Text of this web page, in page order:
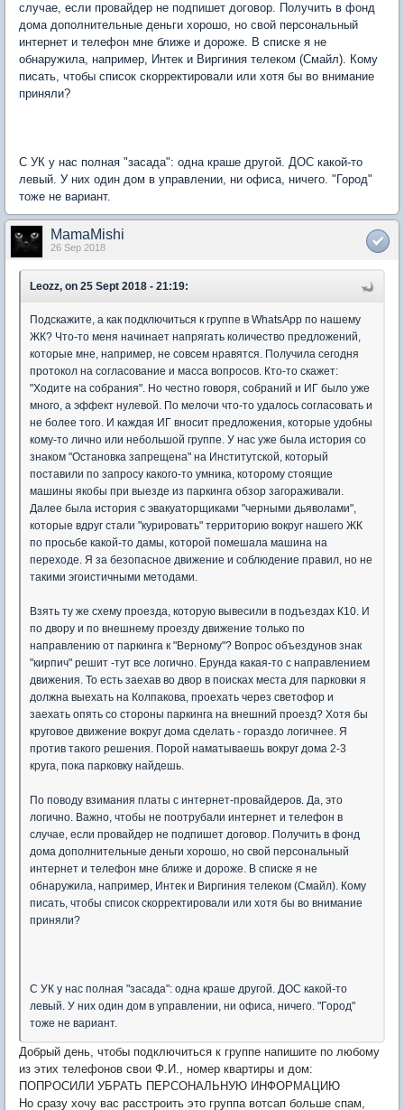
случае, если провайдер не подпишет договор. Получить в фонд
дома дополнительные деньги хорошо, но свой персональный
интернет и телефон мне ближе и дороже. В списке я не
обнаружила, например, Интек и Виргиния телеком (Смайл). Кому
писать, чтобы список скорректировали или хотя бы во внимание
приняли?
С УК у нас полная "засада": одна краше другой. ДОС какой-то
левый. У них один дом в управлении, ни офиса, ничего. "Город"
тоже не вариант.
MamaMishi
26 Sep 2018
Leozz, on 25 Sept 2018 - 21:19:
Подскажите, а как подключиться к группе в WhatsApp по нашему
ЖК? Что-то меня начинает напрягать количество предложений,
которые мне, например, не совсем нравятся. Получила сегодня
протокол на согласование и масса вопросов. Кто-то скажет:
"Ходите на собрания". Но честно говоря, собраний и ИГ было уже
много, а эффект нулевой. По мелочи что-то удалось согласовать и
не более того. И каждая ИГ вносит предложения, которые удобны
кому-то лично или небольшой группе. У нас уже была история со
знаком "Остановка запрещена" на Институтской, который
поставили по запросу какого-то умника, которому стоящие
машины якобы при выезде из паркинга обзор загораживали.
Далее была история с эвакуаторщиками "черными дьяволами",
которые вдруг стали "курировать" территорию вокруг нашего ЖК
по просьбе какой-то дамы, которой помешала машина на
переходе. Я за безопасное движение и соблюдение правил, но не
такими эгоистичными методами.
Взять ту же схему проезда, которую вывесили в подъездах К10. И
по двору и по внешнему проезду движение только по
направлению от паркинга к "Верному"? Вопрос объездунов знак
"кирпич" решит -тут все логично. Ерунда какая-то с направлением
движения. То есть заехав во двор в поисках места для парковки я
должна выехать на Колпакова, проехать через светофор и
заехать опять со стороны паркинга на внешний проезд? Хотя бы
круговое движение вокруг дома сделать - гораздо логичнее. Я
против такого решения. Порой наматываешь вокруг дома 2-3
круга, пока парковку найдешь.
По поводу взимания платы с интернет-провайдеров. Да, это
логично. Важно, чтобы не поотрубали интернет и телефон в
случае, если провайдер не подпишет договор. Получить в фонд
дома дополнительные деньги хорошо, но свой персональный
интернет и телефон мне ближе и дороже. В списке я не
обнаружила, например, Интек и Виргиния телеком (Смайл). Кому
писать, чтобы список скорректировали или хотя бы во внимание
приняли?
С УК у нас полная "засада": одна краше другой. ДОС какой-то
левый. У них один дом в управлении, ни офиса, ничего. "Город"
тоже не вариант.
Добрый день, чтобы подключиться к группе напишите по любому
из этих телефонов свои Ф.И., номер квартиры и дом:
ПОПРОСИЛИ УБРАТЬ ПЕРСОНАЛЬНУЮ ИНФОРМАЦИЮ
Но сразу хочу вас расстроить это группа вотсап больше спам,